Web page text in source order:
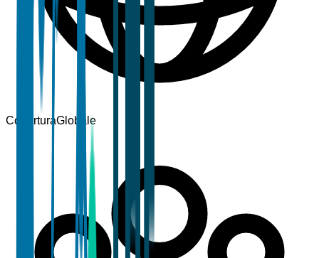
CoperturaGlobale